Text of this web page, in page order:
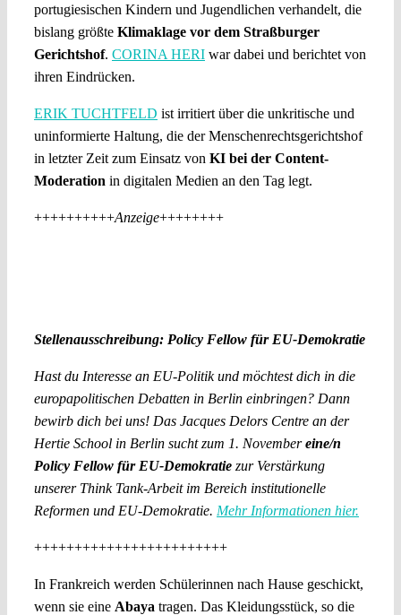
portugiesischen Kindern und Jugendlichen verhandelt, die
bislang größte Klimaklage vor dem Straßburger
Gerichtshof. CORINA HERIwar dabei und berichtet von
ihren Eindrücken.
ERIK TUCHTFELD ist irritiert über die unkritische und
uninformierte Haltung, die der Menschenrechtsgerichtshof
in letzter Zeit zum Einsatz von KI bei der Content-
Moderation in digitalen Medien an den Tag legt.
++++++++++Anzeige++++++++
Stellenausschreibung: Policy Fellow für EU-Demokratie
Hast du Interesse an EU-Politik und möchtest dich in die
europapolitischen Debatten in Berlin einbringen? Dann
bewirb dich bei uns! Das Jacques Delors Centre an der
Hertie School in Berlin sucht zum 1. Novembereine/n
Policy Fellow für EU-Demokratiezur Verstärkung
unserer Think Tank-Arbeit im Bereich institutionelle
Reformen und EU-Demokratie. Mehr Informationen hier.
++++++++++++++++++++++++
In Frankreich werden Schülerinnen nach Hause geschickt,
wenn sie eine Abaya tragen. Das Kleidungsstück, so die